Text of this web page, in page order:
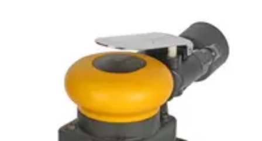
l'élimination de la rouille, la préparation de la soudure et la
fabrication de carrosserie automobile rapidement et
efficacement. Il dispose d'un puissant 13500 tr / min, d'un
moteur de 0,44 ch et d'un interrupteur ON / OFF.